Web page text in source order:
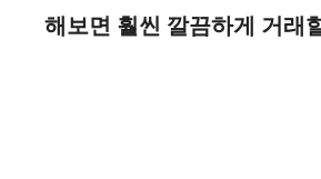
해보면 훨씬 깔끔하게 거래